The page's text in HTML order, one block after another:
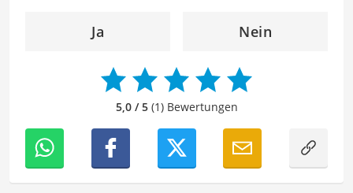
angenehme Leseerfahrung zu bieten. Durch meine
beitragen, dass die Inhalte unserer Redaktion optimal
präsentiert werden und ihre volle Wirkung entfalten.
Ja Nein
5,0 / 5(1) Bewertungen